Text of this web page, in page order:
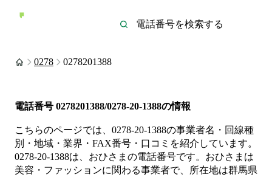
0278 0278201388
電話番号 0278201388/0278-20-1388の情報
こちらのページでは、 0278-20-1388の事業者名・回線種
別・地域・業界・FAX番号・口コミを紹介しています。
0278-20-1388は、 おひさま の電話番号です。 おひさまは
美容・ファッションに関わる事業者で、所在地は群馬県